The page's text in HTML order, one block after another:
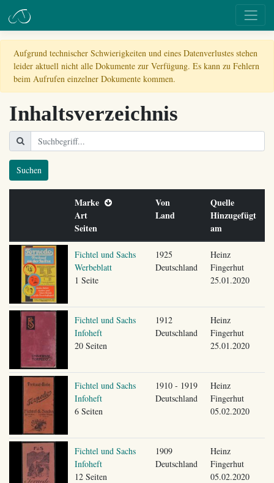
Aufgrund technischer Schwierigkeiten und eines Datenverlustes stehen
leider aktuell nicht alle Dokumente zur Verfügung. Es kann zu Fehlern
beim Aufrufen einzelner Dokumente kommen.
Inhaltsverzeichnis
Suchen
Marke
Art
Seiten
Von
Land
Quelle
Hinzugefügt
am
Fichtel und Sachs
Werbeblatt
1 Seite
1925
Deutschland
Heinz
Fingerhut
25.01.2020
Fichtel und Sachs
Infoheft
20 Seiten
1912
Deutschland
Heinz
Fingerhut
25.01.2020
Fichtel und Sachs
Infoheft
6 Seiten
1910 - 1919
Deutschland
Heinz
Fingerhut
05.02.2020
Fichtel und Sachs
Infoheft
12 Seiten
1909
Deutschland
Heinz
Fingerhut
05.02.2020